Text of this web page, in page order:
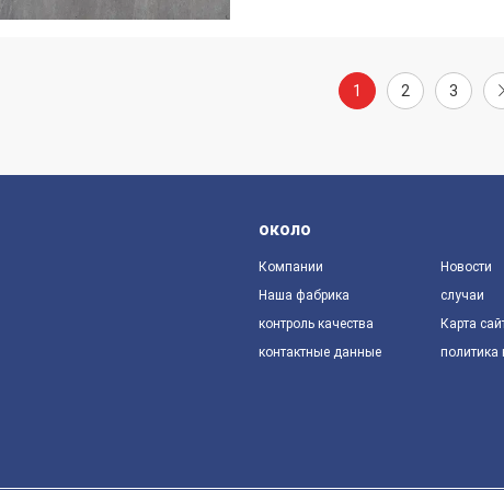
1 2 3
около
Компании
Наша фабрика
контроль качества
контактные данные
Новости
случаи
Карта
политика